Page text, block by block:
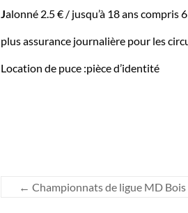
Jalonné 2.5 € / jusqu’à 18 ans compris
plus assurance journalière pour les
Location de puce :pièce d’identité
← Championnats de ligue MD